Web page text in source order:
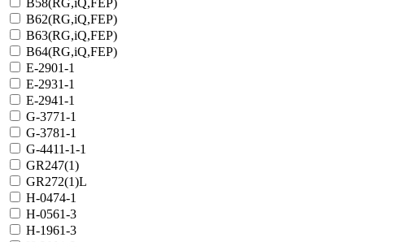
B62(RG,iQ,FEP)
B63(RG,iQ,FEP)
B64(RG,iQ,FEP)
E-2901-1
E-2931-1
E-2941-1
G-3771-1
G-3781-1
G-4411-1-1
GR247(1)
GR272(1)L
H-0474-1
H-0561-3
H-1961-3